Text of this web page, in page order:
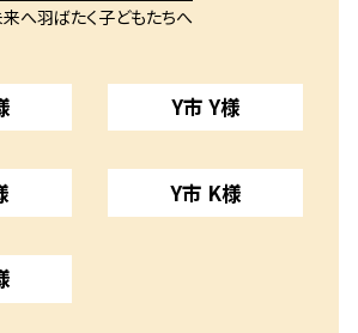
へ羽ばたく子どもたちへ
Y市 Y様
Y市 K様